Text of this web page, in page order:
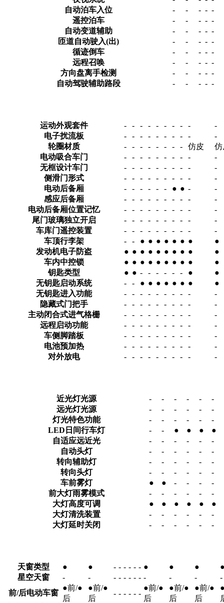
自动泊车入位
- - - - -
遥控泊车
- - - - -
自动变道辅助
- - - - -
匝道自动驶入(出)
- - - - -
循迹倒车
- - - - -
远程召唤
- - - - -
方向盘离手检测
- - - - -
自动驾驶辅助路段
- - - - -
运动外观套件 - - - - - - - - -
-
电子扰流板
- - - - - - - - -
-
轮圈材质
- - - - - - - - 仿皮
仿
电动吸合车门
- - - - - - - - -
-
无框设计车门
- - - - - - - - -
-
侧滑门形式
- - - - - - - - -
-
电动后备厢
- - - - - - ● ● -
-
感应后备厢
- - - - - - - - -
-
电动后备厢位置记忆
- - - - - - - - -
-
尾门玻璃独立开启
- - - - - - - - -
-
车库门遥控装置
- - - - - - - - -
-
车顶行李架
- - ● ● ● ● ● ● ●
●
发动机电子防盗
● ● ● ● ● ● ● ● ●
●
车内中控锁
● ● ● ● ● ● ● ● ●
●
钥匙类型
● ● - - - - - - ●
●
无钥匙启动系统
- - ● ● ● ● ● ● ●
●
无钥匙进入功能
- - - - - - - - -
-
隐藏式门把手
- - - - - - - - -
-
主动闭合式进气格栅
- - - - - - - - -
-
远程启动功能
- - - - - - - - -
-
车侧脚踏板
- - - - - - - - -
-
电池预加热
- - - - - - - - -
-
对外放电
- - - - - - - - - -
近光灯光源 - - - - -
-
远光灯光源
- - - - -
-
灯光特色功能
- - - - -
-
LED日间行车灯
- - ● ● ●
●
自适应远近光
- - - - -
-
自动头灯
- - - - -
-
转向辅助灯
- - - - -
-
转向头灯
- - - - -
-
车前雾灯
● ● - - -
-
前大灯雨雾模式
- - - - -
-
大灯高度可调
● ● ● ● ●
●
大灯清洗装置
- - - - -
-
大灯延时关闭
- - - - - -
天窗类型 ● ● - - - - - - ● ● ●
星空天窗
- - - - - - - - - - -
-
前/后电动车窗
●前/●
后
●前/●
后
- - - - - -
●前/●
后
●前/●
后
●前/●
后